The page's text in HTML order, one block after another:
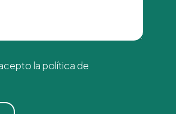
lapolítica de